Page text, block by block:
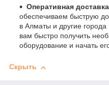
Оперативная
обеспечиваем быструю
в Алматы и другие города
вам быстро получить
оборудование и начать
Скрыть